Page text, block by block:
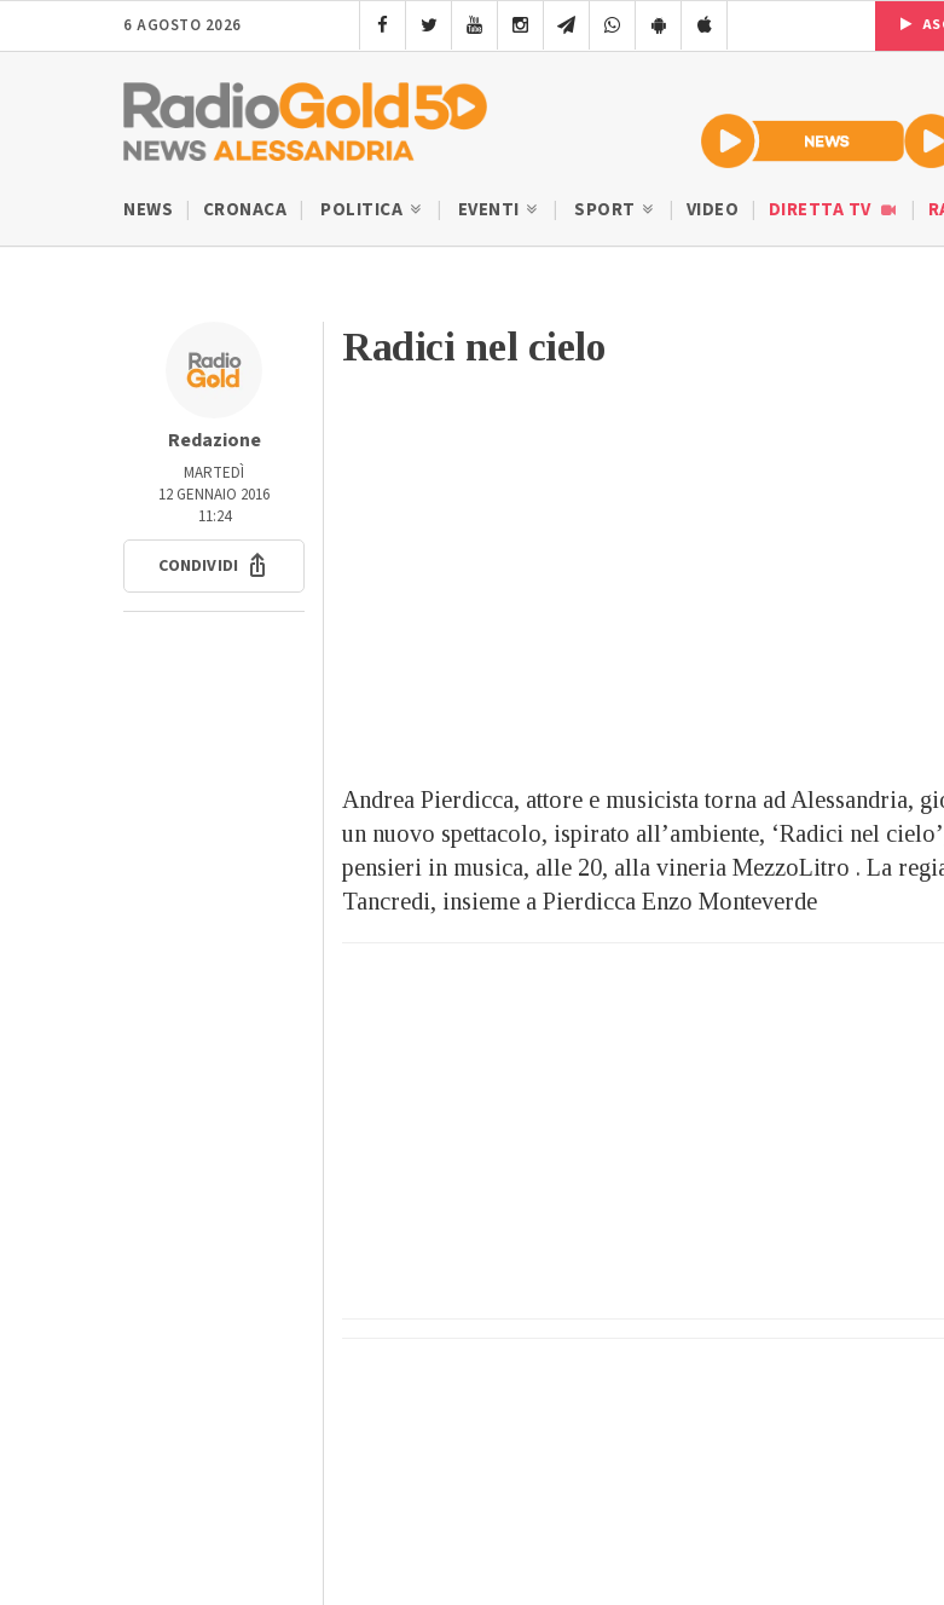
6 AGOSTO 2026
NEWS CRONACA POLITICA EVENTI SPORT VIDEO DIRETTA TV
Redazione
MARTEDÌ
12 GENNAIO 2016
11:24
CONDIVIDI
Radici nel cielo
Andrea Pierdicca, attore e musicista torna ad Alessandria,
un nuovo spettacolo, ispirato all’ambiente, ‘Radici nel
pensieri in musica, alle 20, alla vineria MezzoLitro . La
Tancredi, insieme a Pierdicca Enzo Monteverde